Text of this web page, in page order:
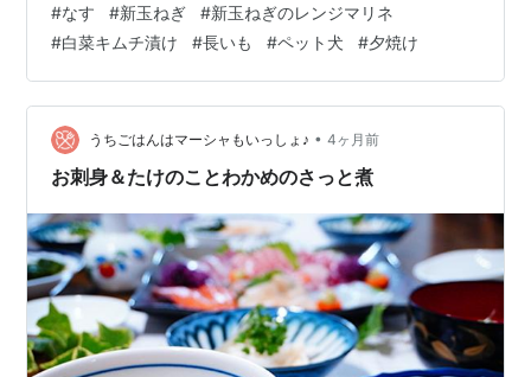
菜にいただきました。 🍴５月８日の献立 ・なすの豚バラ
巻き照り焼き ・新玉ねぎのレンジマリネ ・きゅうりとわ
かめのキムチあえ ・長いもとまいたけ、にらのみそ汁 ・
ごはん 🍅新玉ねぎのレンジマリネ １ 便利なお酢orカンタ
ン酢orすし酢など（適量）、水（少量）を混ぜ合わせ、
玉ねぎ…
#なす #新玉ねぎ #新玉ねぎのレンジマリネ
#白菜キムチ漬け #長いも #ペット犬 #夕焼け
うちごはんはマーシャもいっしょ♪ • 4ヶ月前
お刺身＆たけのことわかめのさっと煮